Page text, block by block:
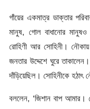
গাঁয়ের একমাত্র ডাক্তার
মানুষ, গোল বাধানোর
রোহিণী আর সোহিনী।
জনতার উদ্দেশে ঘুরে
দাঁড়িয়েছিল। সোহিনীকে হঠাৎ
বললেন, ‘জিশান বাপ আমার।